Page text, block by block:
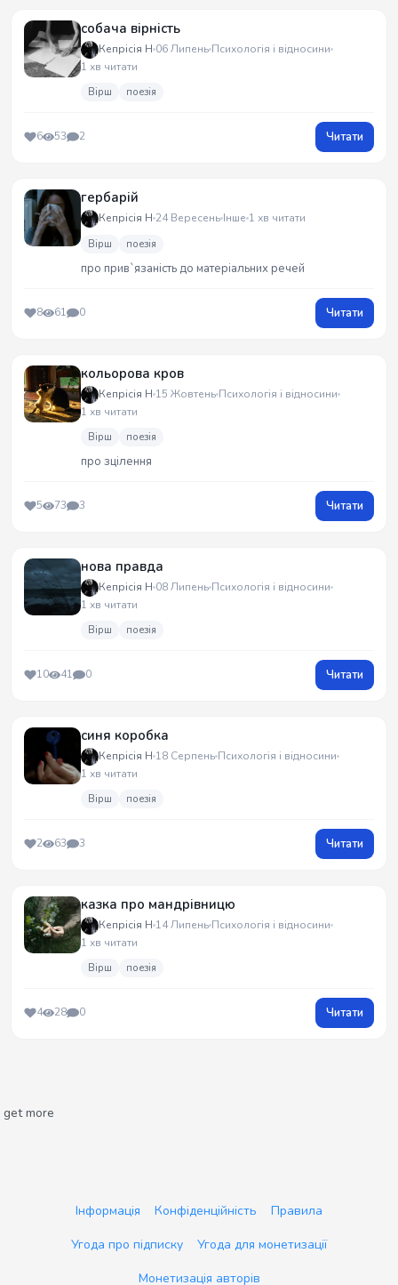
собача вірність
Кепрісія Н 06 Липень Психологія і відносини
1 хв читати
Вірш поезія
6 53 2 Читати
гербарій
Кепрісія Н 24 Вересень Інше 1 хв читати
Вірш поезія
про прив`язаність до матеріальних речей
8 61 0 Читати
кольорова кров
Кепрісія Н 15 Жовтень Психологія і відносини
1 хв читати
Вірш поезія
про зцілення
5 73 3 Читати
нова правда
Кепрісія Н 08 Липень Психологія і відносини
1 хв читати
Вірш поезія
10 41 0 Читати
синя коробка
Кепрісія Н 18 Серпень Психологія і відносини
1 хв читати
Вірш поезія
2 63 3 Читати
казка про мандрівницю
Кепрісія Н 14 Липень Психологія і відносини
1 хв читати
Вірш поезія
4 28 0 Читати
get more
Інформація Конфіденційність
Правила
Угода про підписку
Угода для монетизації
Монетизація авторів